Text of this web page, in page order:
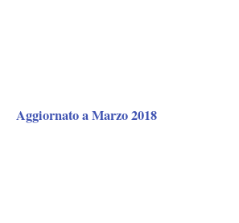
Aggiornato a Marzo 2018